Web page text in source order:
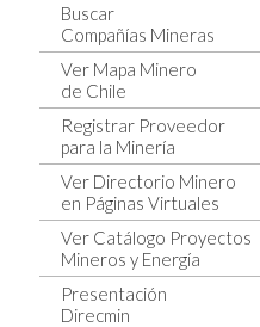
Buscar
Compañías Mineras
Ver Mapa Minero
de Chile
Registrar Proveedor
para la Minería
Ver Directorio Minero
en Páginas Virtuales
Ver Catálogo Proyectos
Mineros y Energía
Presentación
Direcmin